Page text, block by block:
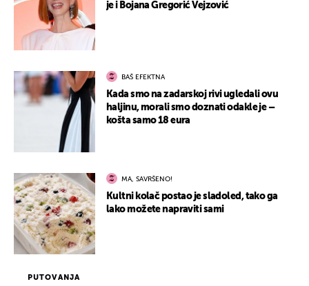
PUTOVANJA
je i Bojana Gregorić Vejzović
BAŠ EFEKTNA
Kada smo na zadarskoj rivi ugledali ovu
haljinu, morali smo doznati odakle je –
košta samo 18 eura
MA, SAVRŠENO!
Kultni kolač postao je sladoled, tako ga
lako možete napraviti sami